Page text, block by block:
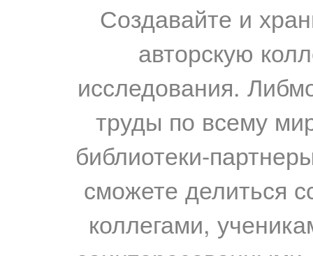
Создавайте и
авторскую
исследования.
труды по всему
библиотеки-
сможете делиться
коллегами,